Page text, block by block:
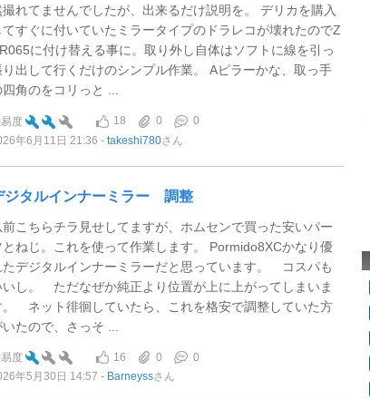
撮れてませんでしたが、出来るだけ説明を。 デリカを購入
てすぐに付いていたミラータイプのドラレコが壊れたのでZ
に付け替える事に。取り外し自体はソフトに線を引っ
り出して行くだけのシンプル作業。 Aピラーかな、取っ手
四角のをコリっと ...
度 18 0
0
年6月11日 21:36
takeshi780さん
ジタルインナーミラー 調整
前こちらチラ見せしてますが、ホムセンで買った安いパー
とねじ。これを使って作業します。 Pormido8XCかなり優
たデジタルインナーミラーだと思っています。 コスパも
いし。 ただなぜか純正より位置が上に上がってしまいま
。 ネット徘徊していたら、これを格安で調整していた方
たので、さっそ ...
度 16 0
0
年5月30日 14:57
Barneyssさん